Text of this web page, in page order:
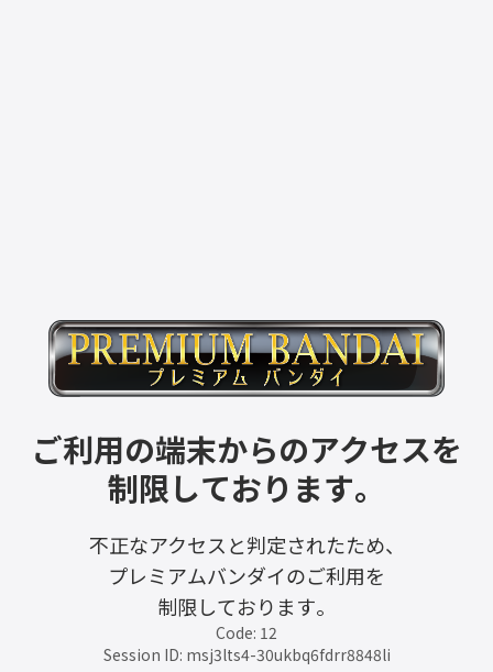
ご利用の端末からのアクセスを
制限しております。
不正なアクセスと判定されたため、
プレミアムバンダイのご利用を
制限しております。
Code: 12
Session ID: msj3lts4-30ukbq6fdrr8848li